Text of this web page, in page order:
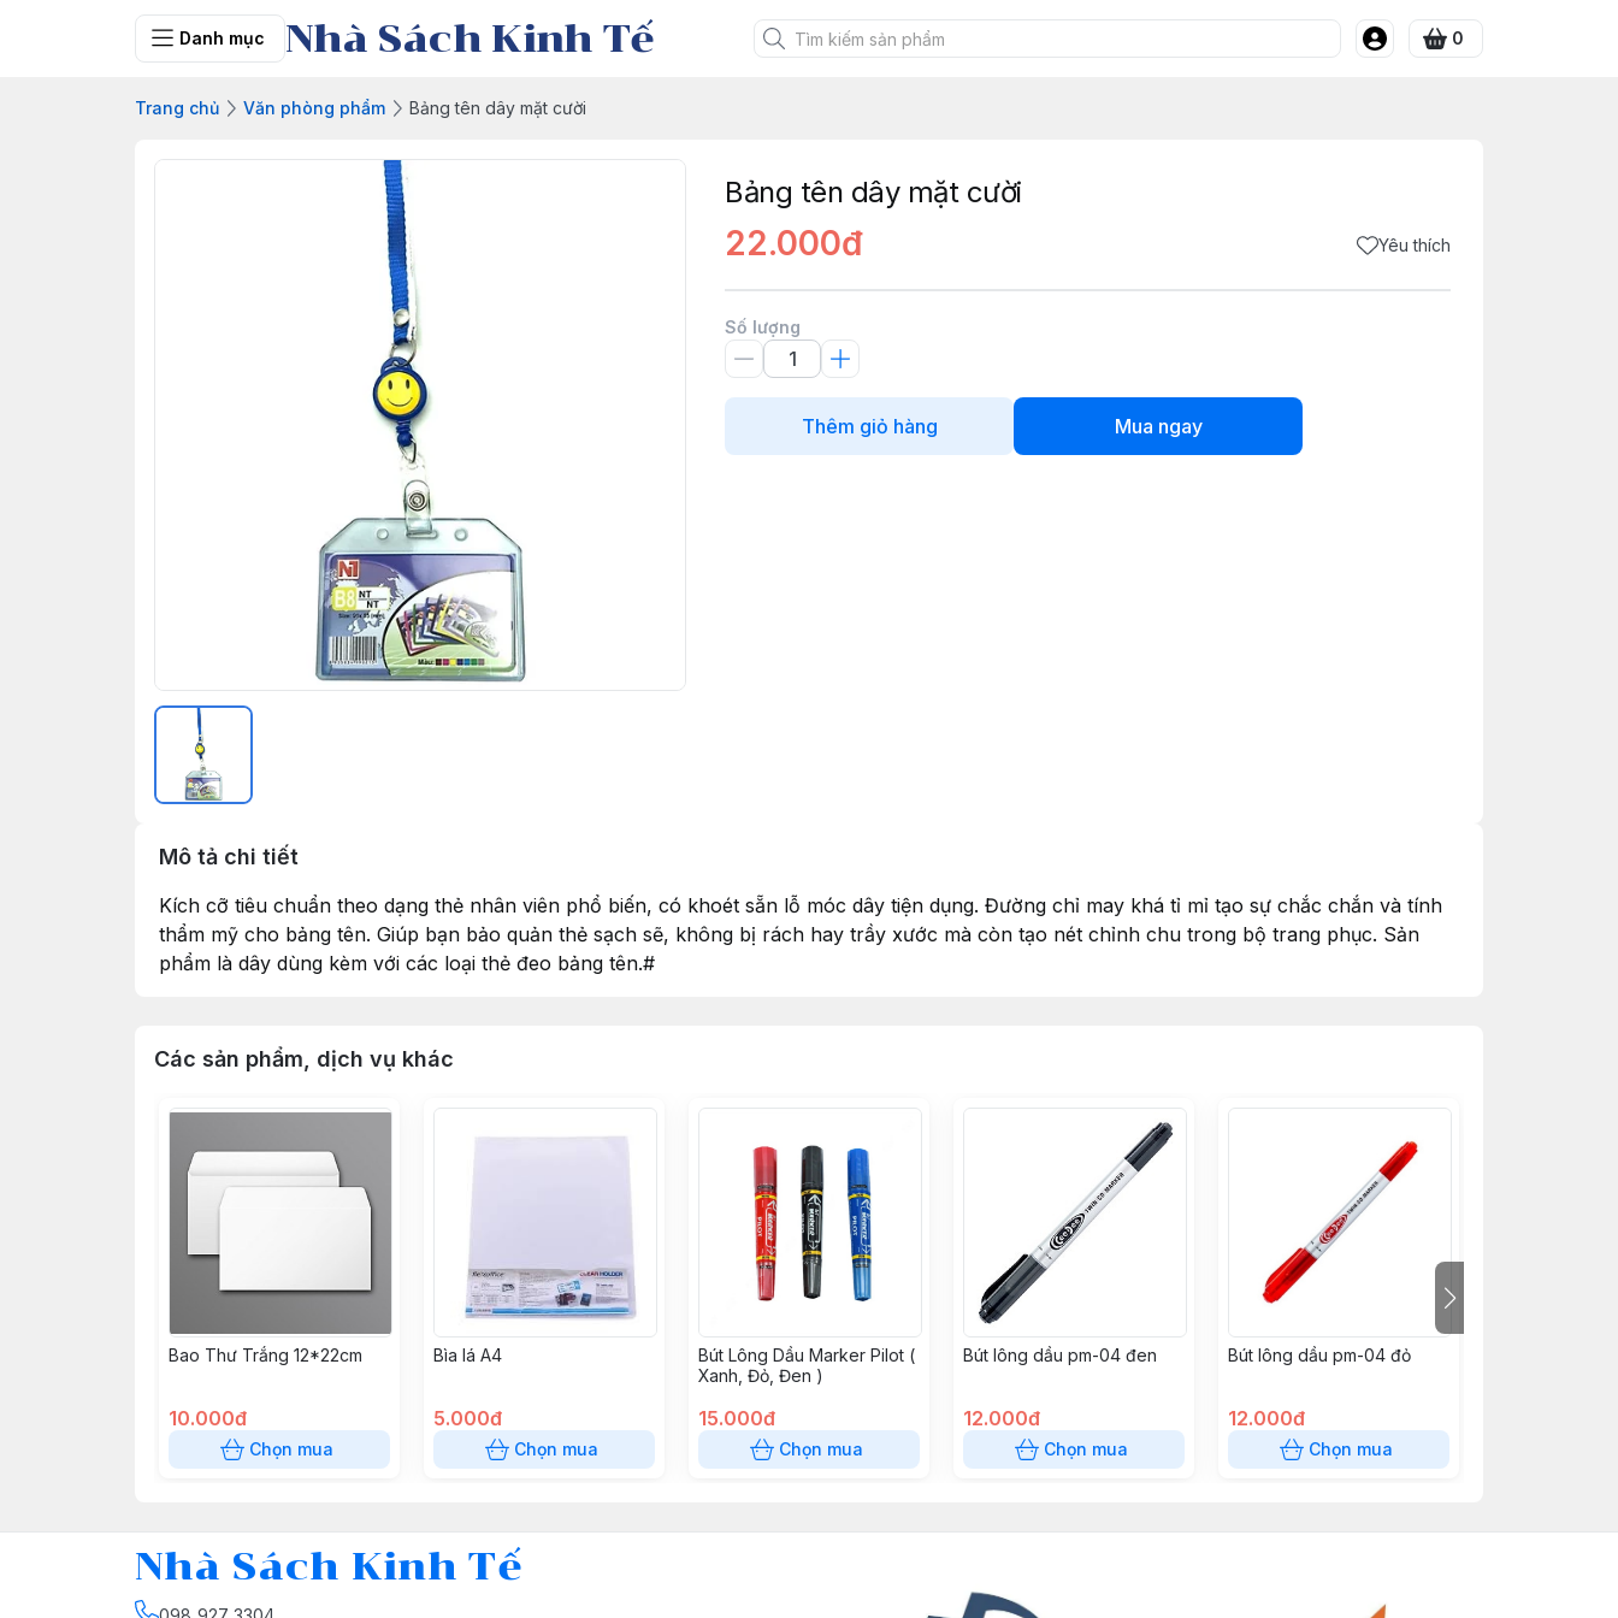
Danh mục Nhà Sách Kinh Tế 0
Trang chủ Văn phòng phẩm Bảng tên dây mặt cười
Bảng tên dây mặt cười
22.000đ Yêu thích
Số lượng
Thêm giỏ hàng Mua ngay
Mô tả chi tiết
Kích cỡ tiêu chuẩn theo dạng thẻ nhân viên phổ biến, có khoét sẵn lỗ móc dây tiện dụng. Đường chỉ may khá tỉ mỉ tạo sự chắc chắn và tính
thẩm mỹ cho bảng tên. Giúp bạn bảo quản thẻ sạch sẽ, không bị rách hay trầy xước mà còn tạo nét chỉnh chu trong bộ trang phục. Sản
phẩm là dây dùng kèm với các loại thẻ đeo bảng tên.#
Các sản phẩm, dịch vụ khác
Bao Thư Trắng 12*22cm
10.000đ
Chọn mua
Bìa lá A4
5.000đ
Chọn mua
Bút Lông Dầu Marker Pilot (
Xanh, Đỏ, Đen )
15.000đ
Chọn mua
Bút lông dầu pm-04 đen
12.000đ
Chọn mua
Bút lông dầu pm-04 đỏ
12.000đ
Chọn mua
Nhà Sách Kinh Tế